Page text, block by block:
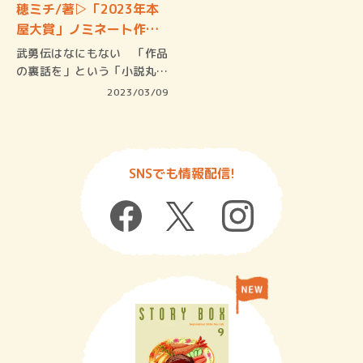
穂ミチ/著▷「2023年本
屋大賞」ノミネート作
を…
武勇伝はなにもない 「作品
の裏話を」という「小説丸」
2023/03/09
SNSでも情報配信!